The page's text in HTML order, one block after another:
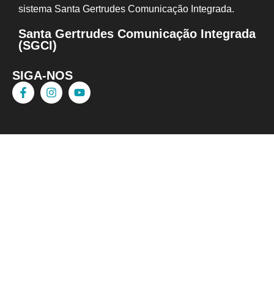
sistema Santa Gertrudes Comunicação I ntegrada.
Santa Gertrudes Comunicação Integrada
(SGCI)
SIGA-NOS